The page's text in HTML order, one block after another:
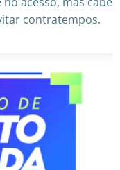
contratempos.